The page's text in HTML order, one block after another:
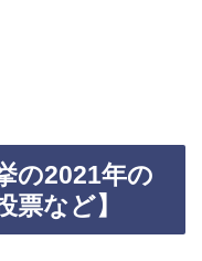
の2021年の
票など】